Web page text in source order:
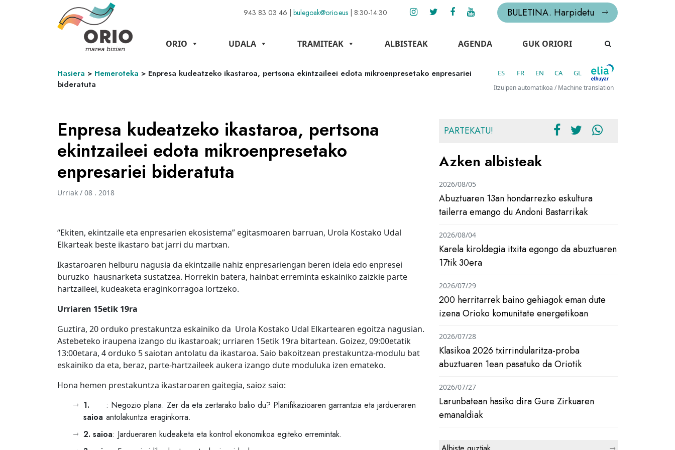
943 83 03 46 | bulegoak@orio.eus | 8:30-14:30 BULETINA. Harpidetu
ORIO UDALA TRAMITEAK ALBISTEAK AGENDA GUK ORIORI
Hasiera > Hemeroteka > Enpresa kudeatzeko ikastaroa, pertsona ekintzaileei edota mikroenpresetako enpresariei
bideratuta
ES FR EN CA GL
Itzulpen automatikoa / Machine translation
Enpresa kudeatzeko ikastaroa, pertsona
ekintzaileei edota mikroenpresetako
enpresariei bideratuta
Urriak / 08 . 2018
“Ekiten, ekintzaile eta enpresarien ekosistema” egitasmoaren barruan, Urola Kostako Udal
Elkarteak beste ikastaro bat jarri du martxan.
Ikastaroaren helburu nagusia da ekintzaile nahiz enpresariengan beren ideia edo enpresei
buruzko hausnarketa sustatzea. Horrekin batera, hainbat erreminta eskainiko zaizkie parte
hartzaileei, kudeaketa eraginkorragoa lortzeko.
Urriaren 15etik 19ra
Guztira, 20 orduko prestakuntza eskainiko da Urola Kostako Udal Elkartearen egoitza nagusian.
Astebeteko iraupena izango du ikastaroak; urriaren 15etik 19ra bitartean. Goizez, 09:00etatik
13:00etara, 4 orduko 5 saiotan antolatu da ikastaroa. Saio bakoitzean prestakuntza-modulu bat
eskainiko da eta, beraz, parte-hartzaileek aukera izango dute moduluka izen emateko.
Hona hemen prestakuntza ikastaroaren gaitegia, saioz saio:
1.
saioa
: Negozio plana. Zer da eta zertarako balio du? Planifikazioaren garrantzia eta jardueraren
antolakuntza eraginkorra.
2. saioa: Jardueraren kudeaketa eta kontrol ekonomikoa egiteko erremintak.
PARTEKATU!
Azken albisteak
Abuztuaren 13an hondarrezko eskultura
tailerra emango du Andoni Bastarrikak
2026/08/05
Karela kiroldegia itxita egongo da abuztuaren
17tik 30era
2026/08/04
200 herritarrek baino gehiagok eman dute
izena Orioko komunitate energetikoan
2026/07/29
Klasikoa 2026 txirrindularitza-proba
abuztuaren 1ean pasatuko da Oriotik
2026/07/28
Larunbatean hasiko dira Gure Zirkuaren
emanaldiak
2026/07/27